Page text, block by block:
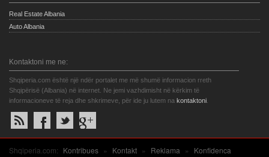
Real Estate Albania
Auto Albania
Kontaktoni me ne:
Shqiperia.com është një ndër portalet me më shumë informacion rreth
Shqipërisë (Albania) në internet. Ne jemi vazhdimisht në kërkim të
informacioneve të reja dhe shkrimeve, për ide ju lutem na kontaktoni.
Shqiperia.com: Kontribues » Kontakt » Reklama » Konfidenca